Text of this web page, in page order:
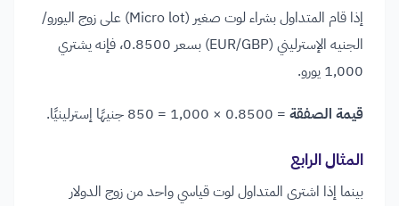
إذا قام المتداول بشراء لوت صغير (Micro lot) على زوج اليورو/
الجنيه الإسترليني (EUR/GBP) بسعر 0.8500، فإنه يشتري
1,000 يورو.
قيمة الصفقة = 0.8500 × 1,000 = 850 جنيهًا إسترلينيًا.
المثال الرابع
بينما إذا اشترى المتداول لوت قياسي واحد من زوج الدولار